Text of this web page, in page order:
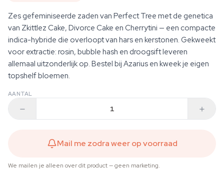
Zes gefeminiseerde zaden van Perfect Tree met de genetica
van Zkittlez Cake, Divorce Cake en Cherrytini — een compacte
indica-hybride die overloopt van hars en kerstonen. Gekweekt
voor extractie: rosin, bubble hash en droogsift leveren
allemaal uitzonderlijk op. Bestel bij Azarius en kweek je eigen
topshelf bloemen.
AANTAL
Mail me zodra weer op voorraad
We mailen je alleen over dit product — geen marketing.